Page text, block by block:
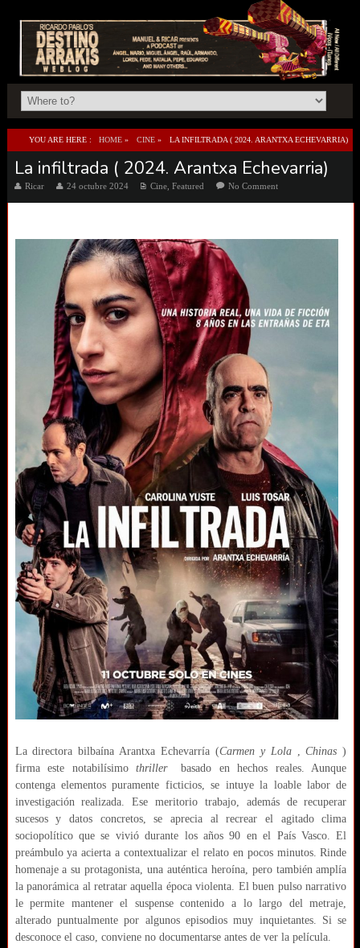
YOU ARE HERE : HOME » CINE » LA INFILTRADA ( 2024. ARANTXA ECHEVARRIA)
La infiltrada ( 2024. Arantxa Echevarria)
Ricar 24 octubre 2024 Cine, Featured No Comment
La directora bilbaína Arantxa Echevarría (Carmen y Lola ,Chinas )
firma este notabilísimothriller
basado en hechos reales. Aunque
contenga elementos puramente ficticios, se intuye la loable labor de
investigación realizada. Ese meritorio trabajo, además de recuperar
sucesos y datos concretos, se aprecia al recrear el agitado clima
sociopolítico que se vivió durante los años 90 en el País Vasco. El
preámbulo ya acierta a contextualizar el relato en pocos minutos. Rinde
homenaje a su protagonista, una auténtica heroína, pero también amplía
la panorámica al retratar aquella época violenta. El buen pulso narrativo
le permite mantener el suspense contenido a lo largo del metraje,
alterado puntualmente por algunos episodios muy inquietantes. Si se
desconoce el caso, conviene no documentarse antes de ver la película.